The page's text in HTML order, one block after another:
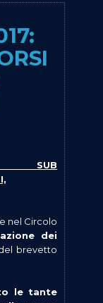
SUB
nel Circolo
dei
brevetto
le tante